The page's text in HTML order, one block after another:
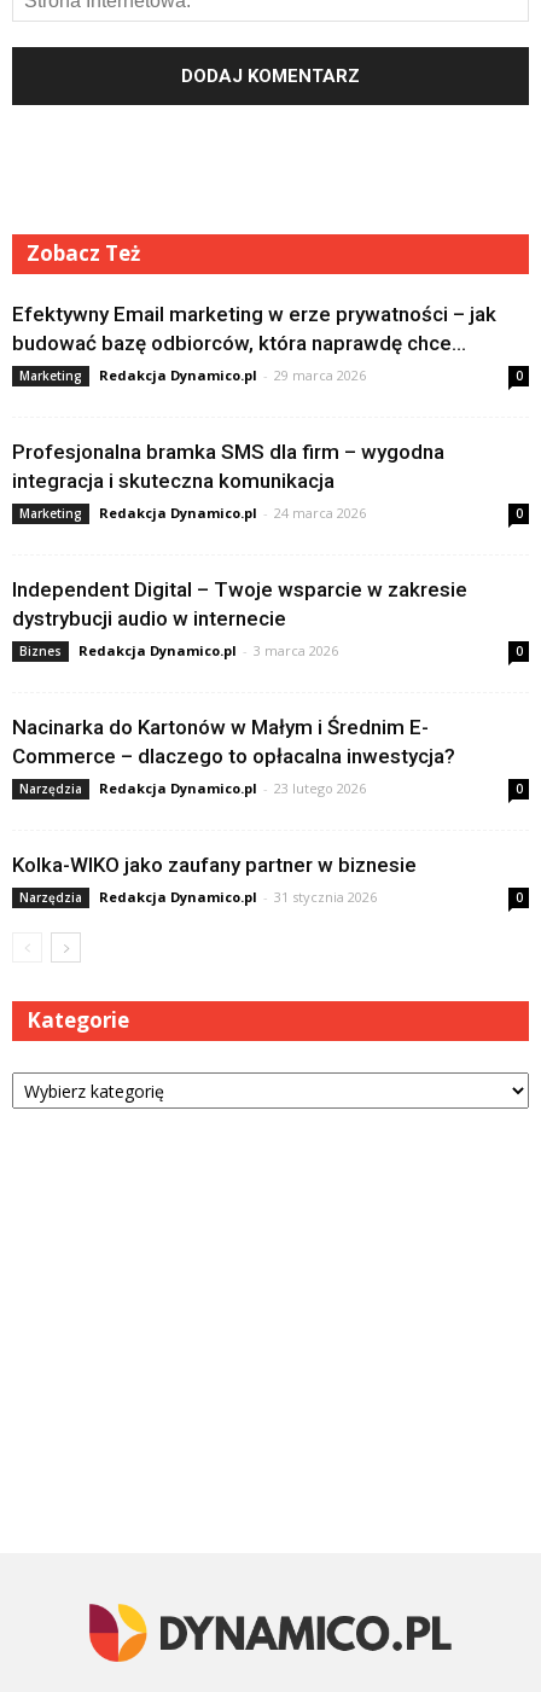
Zobacz Też
Efektywny Email marketing w erze prywatności – jak
budować bazę odbiorców, która naprawdę chce...
Marketing Redakcja Dynamico.pl - 29 marca 2026 0
Profesjonalna bramka SMS dla firm – wygodna
integracja i skuteczna komunikacja
Marketing Redakcja Dynamico.pl - 24 marca 2026 0
Independent Digital – Twoje wsparcie w zakresie
dystrybucji audio w internecie
Biznes Redakcja Dynamico.pl - 3 marca 2026 0
Nacinarka do Kartonów w Małym i Średnim E-
Commerce – dlaczego to opłacalna inwestycja?
Narzędzia Redakcja Dynamico.pl - 23 lutego 2026 0
Kolka-WIKO jako zaufany partner w biznesie
Narzędzia Redakcja Dynamico.pl - 31 stycznia 2026 0
Kategorie
Kategorie